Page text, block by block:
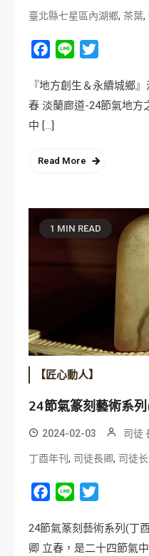
臺北縣七星區內湖鄉, 茶葉,
Facebook
Line
『地方創生＆永續城鄉
春 淡蘭廊道-24節氣地方
中 […]
Read More
1 MIN READ
【匠心動人】
24節氣篆刻藝術系
2024-02-03 司徒
丁酉年刊 , 司徒長卿, 司徒
Facebook
Line
24節氣篆刻藝術系列(丁
卿 立春，是二十四節氣